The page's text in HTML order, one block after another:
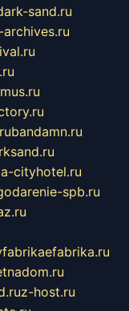
sand.ru
archives.ru
bandamn.ru
cityhotel.ru
spb.ru
z-host.ru